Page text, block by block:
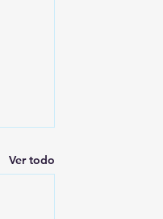
Ver todo